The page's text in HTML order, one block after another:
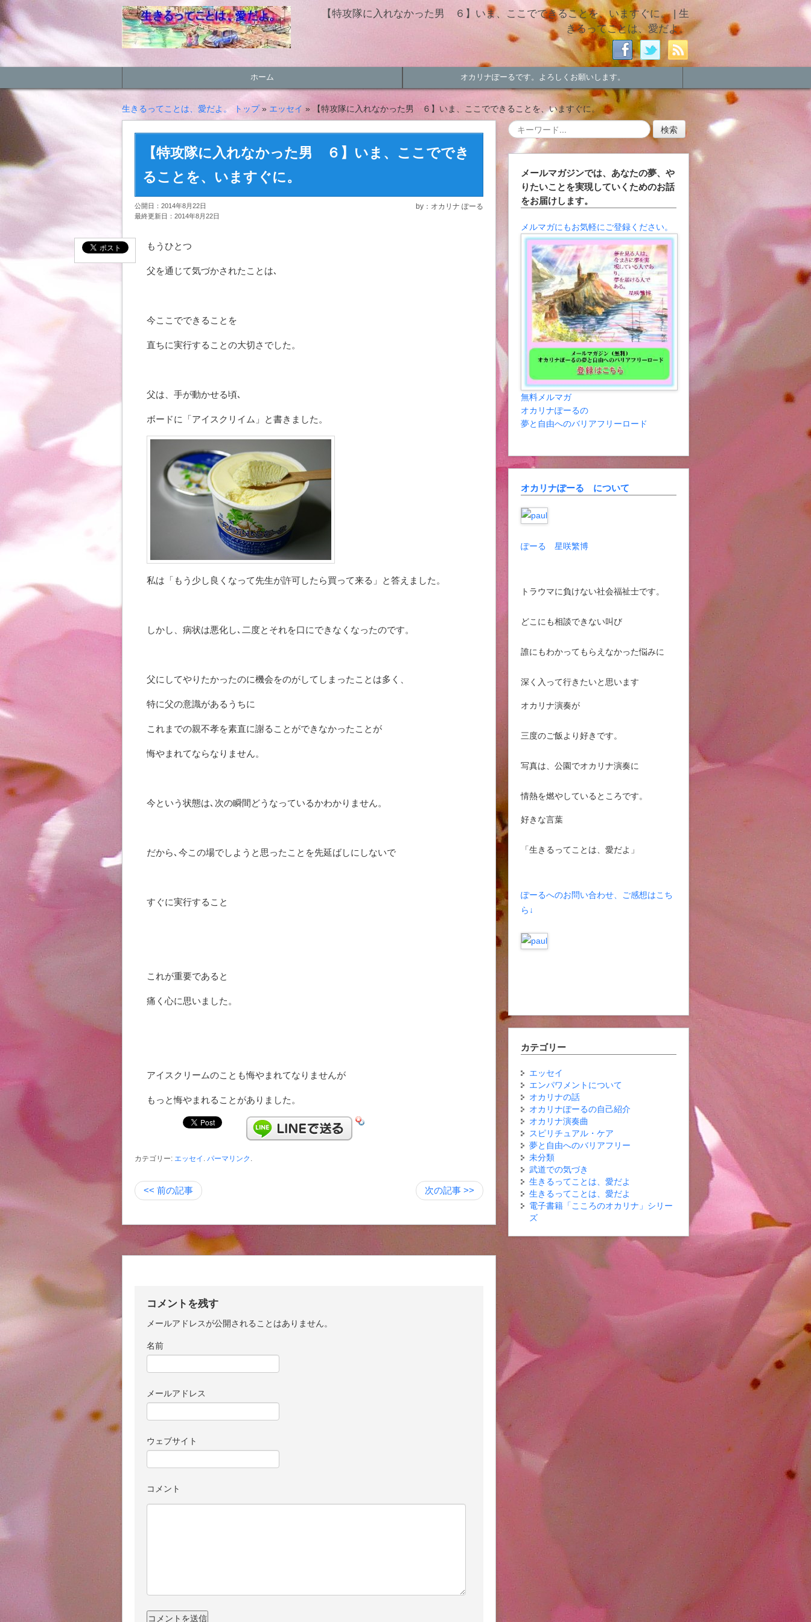
【特攻隊に入れなかった男 ６】いま、ここでできることを、いますぐに。 | 生
きるってことは、愛だよ。
ホーム オカリナぽーるです。よろしくお願いします。
生きるってことは、愛だよ。 トップ» エッセイ » 【特攻隊に入れなかった男 ６】いま、ここでできることを、いますぐに。
【特攻隊に入れなかった男 ６】いま、ここででき
ることを、いますぐに。
公開日：2014年8月22日
最終更新日：2014年8月22日
by：オカリナ ぽーる
もうひとつ
父を通じて気づかされたことは､
今ここでできることを
直ちに実行することの大切さでした。
父は、手が動かせる頃､
ボードに「アイスクリイム」と書きました。
私は「もう少し良くなって先生が許可したら買って来る」と答えました。
しかし、病状は悪化し､二度とそれを口にできなくなったのです。
父にしてやりたかったのに機会をのがしてしまったことは多く、
特に父の意識があるうちに
これまでの親不孝を素直に謝ることができなかったことが
悔やまれてならなりません。
今という状態は､次の瞬間どうなっているかわかりません。
だから､今この場でしようと思ったことを先延ばしにしないで
すぐに実行すること
これが重要であると
痛く心に思いました。
アイスクリームのことも悔やまれてなりませんが
もっと悔やまれることがありました。
カテゴリー: エッセイ . パーマリンク .
<< 前の記事 次の記事 >>
コメントを残す
メールアドレスが公開されることはありません。
名前
メールアドレス
ウェブサイト
コメント
メールマガジンでは、あなたの夢、や
りたいことを実現していくためのお話
をお届けします。
メルマガにもお気軽にご登録ください。
無料メルマガ
オカリナぽーるの
夢と自由へのバリアフリーロード
オカリナぽーる について
ぽーる 星咲繁博
トラウマに負けない社会福祉士です。
どこにも相談できない叫び
誰にもわかってもらえなかった悩みに
深く入って行きたいと思います
オカリナ演奏が
三度のご飯より好きです。
写真は、公園でオカリナ演奏に
情熱を燃やしているところです。
好きな言葉
「生きるってことは、愛だよ」
ぽーるへのお問い合わせ、ご感想はこち
ら↓
カテゴリー
エッセイ
エンパワメントについて
オカリナの話
オカリナぽーるの自己紹介
オカリナ演奏曲
スピリチュアル・ケア
夢と自由へのバリアフリー
未分類
武道での気づき
生きるってことは、愛だよ
生きるってことは、愛だよ
電子書籍「こころのオカリナ」シリー
ズ